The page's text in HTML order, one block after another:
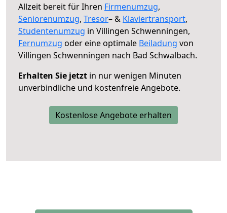
Allzeit bereit für Ihren Firmenumzug,
Seniorenumzug, Tresor– & Klaviertransport,
Studentenumzug in Villingen Schwenningen,
Fernumzug oder eine optimale Beiladung von
Villingen Schwenningen nach Bad Schwalbach.
Erhalten Sie jetzt in nur wenigen Minuten
unverbindliche und kostenfreie Angebote.
Kostenlose Angebote erhalten